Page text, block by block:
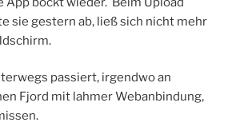
sie gestern ab, ließ sich nicht mehr
passiert, irgendwo an
Fjord mit lahmer Webanbindung,